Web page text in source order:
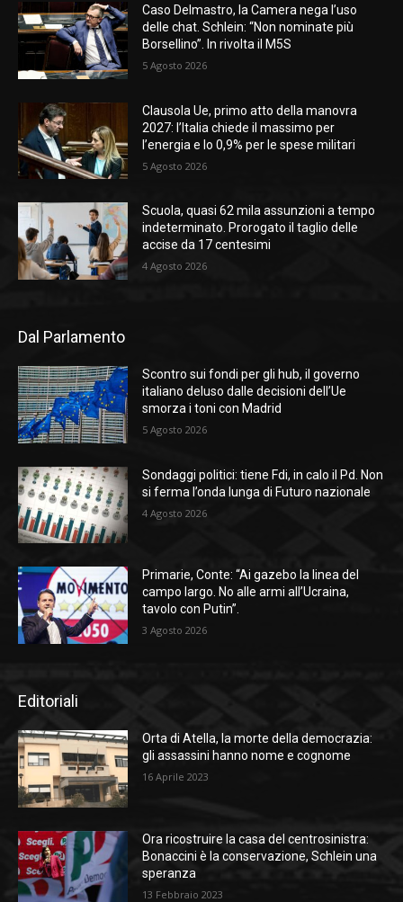
Caso Delmastro, la Camera nega l’uso
delle chat. Schlein: “Non nominate più
Borsellino”. In rivolta il M5S
5 Agosto 2026
Clausola Ue, primo atto della manovra
2027: l’Italia chiede il massimo per
l’energia e lo 0,9% per le spese militari
5 Agosto 2026
Scuola, quasi 62 mila assunzioni a tempo
indeterminato. Prorogato il taglio delle
accise da 17 centesimi
4 Agosto 2026
Dal Parlamento
Scontro sui fondi per gli hub, il governo
italiano deluso dalle decisioni dell’Ue
smorza i toni con Madrid
5 Agosto 2026
Sondaggi politici: tiene Fdi, in calo il Pd. Non
si ferma l’onda lunga di Futuro nazionale
4 Agosto 2026
Primarie, Conte: “Ai gazebo la linea del
campo largo. No alle armi all’Ucraina,
tavolo con Putin”.
3 Agosto 2026
Editoriali
Orta di Atella, la morte della democrazia:
gli assassini hanno nome e cognome
16 Aprile 2023
Ora ricostruire la casa del centrosinistra:
Bonaccini è la conservazione, Schlein una
speranza
13 Febbraio 2023